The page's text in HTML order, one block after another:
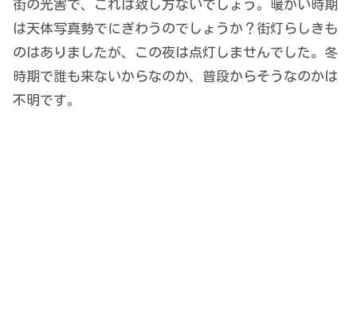
街の光害で、これは致し方ないでしょう。暖かい時期
は天体写真勢でにぎわうのでしょうか？街灯らしきも
のはありましたが、この夜は点灯しませんでした。冬
時期で誰も来ないからなのか、普段からそうなのかは
不明です。